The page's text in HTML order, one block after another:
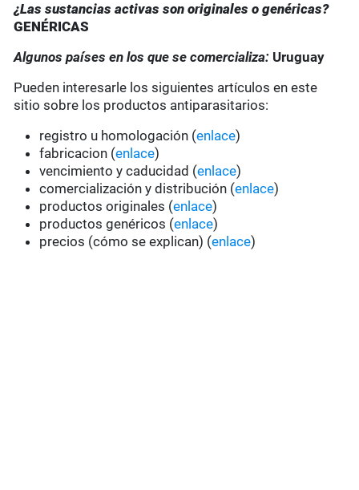
¿Las sustancias activas son originales o genéricas?
GENÉRICAS
Algunos países en los que se comercializa: Uruguay
Pueden interesarle los siguientes artículos en este
sitio sobre los productos antiparasitarios:
registro u homologación (enlace)
fabricacion (enlace)
vencimiento y caducidad (enlace)
comercialización y distribución (enlace)
productos originales (enlace)
productos genéricos (enlace)
precios (cómo se explican) (enlace)